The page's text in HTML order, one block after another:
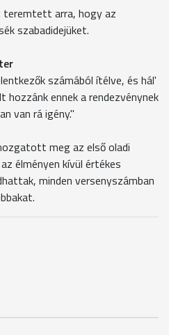
teremtett arra, hogy az
szabadidejüket.
számából ítélve, és hál'
hozzánk ennek a rendezvénynek
van rá igény."
meg az első oladi
élményen kívül értékes
minden versenyszámban